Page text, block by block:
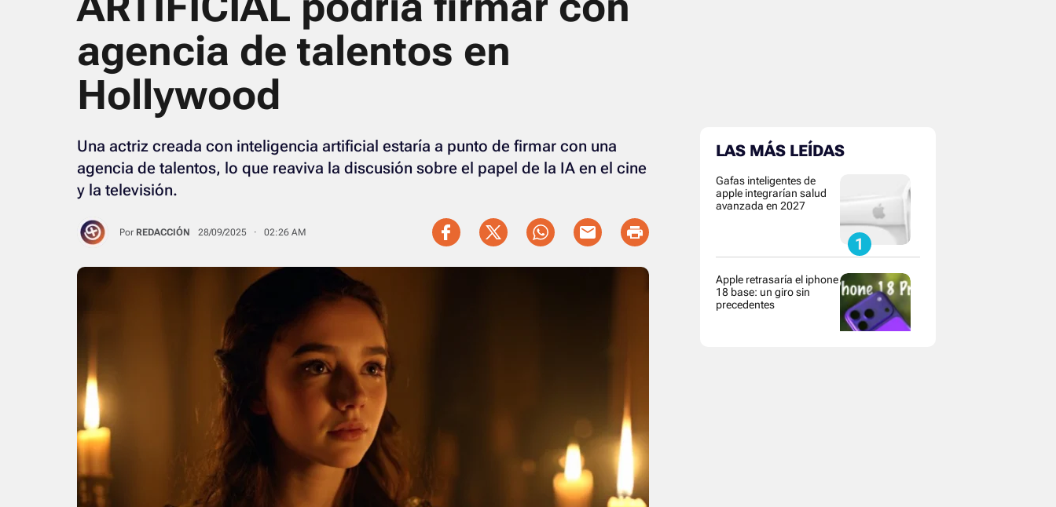
agencia de talentos en
Hollywood
Una actriz creada con inteligencia artificial estaría a punto de firmar con una
agencia de talentos, lo que reaviva la discusión sobre el papel de la IA en el cine
y la televisión.
Por REDACCIÓN 28/09/2025 · 02:26 AM
LAS MÁS LEÍDAS
Gafas inteligentes de
apple integrarían salud
avanzada en 2027
Apple retrasaría el iphone
18 base: un giro sin
precedentes